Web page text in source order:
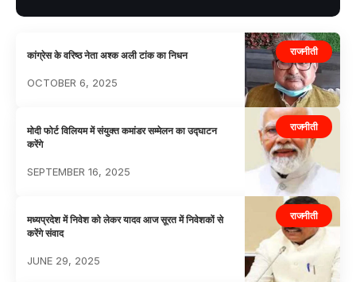
राजनीती
कांग्रेस के वरिष्ठ नेता अश्क अली टांक का निधन
OCTOBER 6, 2025
राजनीती
मोदी फोर्ट विलियम में संयुक्त कमांडर सम्मेलन का उद्घाटन
करेंगे
SEPTEMBER 16, 2025
राजनीती
मध्यप्रदेश में निवेश को लेकर यादव आज सूरत में निवेशकों से
करेंगे संवाद
JUNE 29, 2025